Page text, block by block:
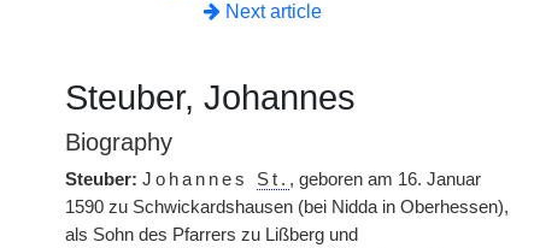
Next article
Steuber, Johannes
Biography
Steuber: Johannes St. , geboren am 16. Januar
1590 zu Schwickardshausen (bei Nidda in Oberhessen),
als Sohn des Pfarrers zu Lißberg und